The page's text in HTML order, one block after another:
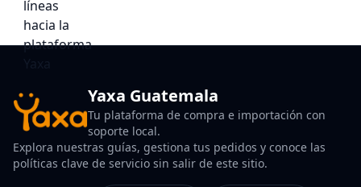
Yaxa Guatemala
Tu plataforma de compra e importación con
soporte local.
Explora nuestras guías, gestiona tus pedidos y conoce las
políticas clave de servicio sin salir de este sitio.